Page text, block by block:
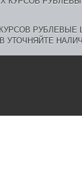
УТОЧНЯЙТЕ